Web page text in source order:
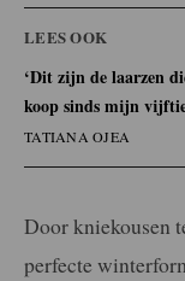
LEES OOK
‘Dit zijn de laarzen
koop sinds mijn
TATIANA OJEA
Door kniekousen
perfecte